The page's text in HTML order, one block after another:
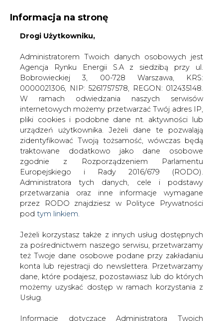
KONTAKT:
WYDAWCA PORTALU:
WYSOKI KONTRAST WIELKOŚĆ TEKSTU A A
ZALOGUJ SIĘ
WŁĄCZ CIRE.TV
Informacja na stronę
Drogi Użytkowniku,
Administratorem Twoich danych osobowych jest
Agencja Rynku Energii S.A z siedzibą przy ul.
Bobrowieckiej 3, 00-728 Warszawa, KRS:
0000021306, NIP: 5261757578, REGON: 012435148.
W ramach odwiedzania naszych serwisów
internetowych możemy przetwarzać Twój adres IP,
pliki cookies i podobne dane nt. aktywności lub
urządzeń użytkownika. Jeżeli dane te pozwalają
zidentyfikować Twoją tożsamość, wówczas będą
traktowane dodatkowo jako dane osobowe
zgodnie z Rozporządzeniem Parlamentu
Europejskiego i Rady 2016/679 (RODO).
Administratora tych danych, cele i podstawy
przetwarzania oraz inne informacje wymagane
przez RODO znajdziesz w Polityce Prywatności
pod tym linkiem.
Jeżeli korzystasz także z innych usług dostępnych
za pośrednictwem naszego serwisu, przetwarzamy
też Twoje dane osobowe podane przy zakładaniu
konta lub rejestracji do newslettera. Przetwarzamy
dane, które podajesz, pozostawiasz lub do których
możemy uzyskać dostęp w ramach korzystania z
Usług.
Informacje dotyczące Administratora Twoich
Strona główna RYNEK GAZU
Różne oceny zasobów
gazu łupkowego w Turcji
2013-03-07 00:00